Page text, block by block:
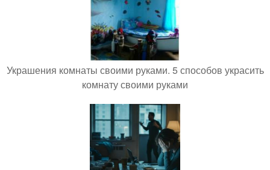
Украшения комнаты своими руками. 5 способов украсить
комнату своими руками